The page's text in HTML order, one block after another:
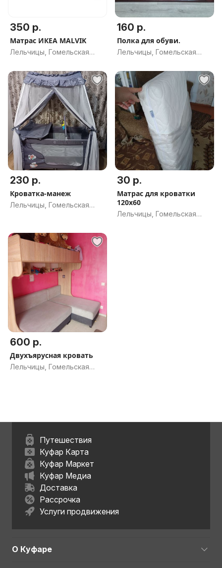
350 р.
Матрас ИКЕА MALVIK
Лельчицы, Гомельская
160 р.
Полка для обуви.
Лельчицы, Гомельская
230 р.
Кроватка-манеж
Лельчицы, Гомельская
30 р.
Матрас для кроватки
120х60
Лельчицы, Гомельская
600 р.
Двухъярусная кровать
Лельчицы, Гомельская
Путешествия
Куфар Карта
Куфар Маркет
Куфар Медиа
Доставка
Рассрочка
Услуги продвижения
О Куфаре